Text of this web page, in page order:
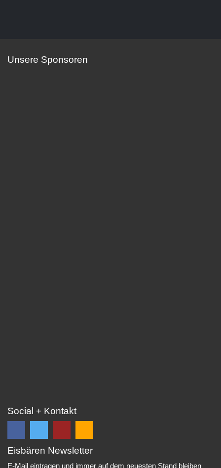
Unsere Sponsoren
Social + Kontakt
Folge Folge EC
Falls
Eisbären Newsletter
E-Mail eintragen und immer auf dem neuesten Stand bleiben